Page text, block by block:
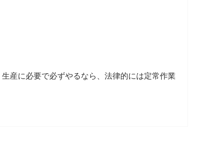
産に必要で必ずやるなら、法律的には定常作業